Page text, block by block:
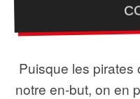
Puisque les pirates
notre en-but, on en